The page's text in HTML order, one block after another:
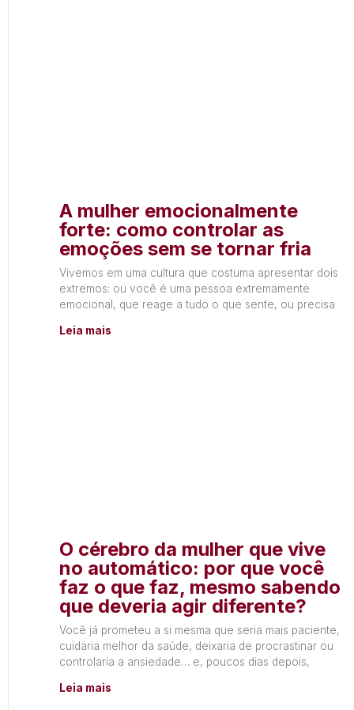
A mulher emocionalmente
forte: como controlar as
emoções sem se tornar fria
Vivemos em uma cultura que costuma apresentar dois
extremos: ou você é uma pessoa extremamente
emocional, que reage a tudo o que sente, ou precisa
Leia mais
O cérebro da mulher que vive
no automático: por que você
faz o que faz, mesmo sabendo
que deveria agir diferente?
Você já prometeu a si mesma que seria mais paciente,
cuidaria melhor da saúde, deixaria de procrastinar ou
controlaria a ansiedade… e, poucos dias depois,
Leia mais